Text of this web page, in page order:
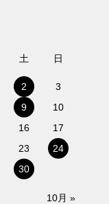
土 日
2
3
9
10
16
17
23
24
30
10月 »